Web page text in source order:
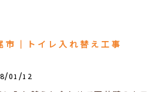
市｜トイレ入れ替え工事
01/12